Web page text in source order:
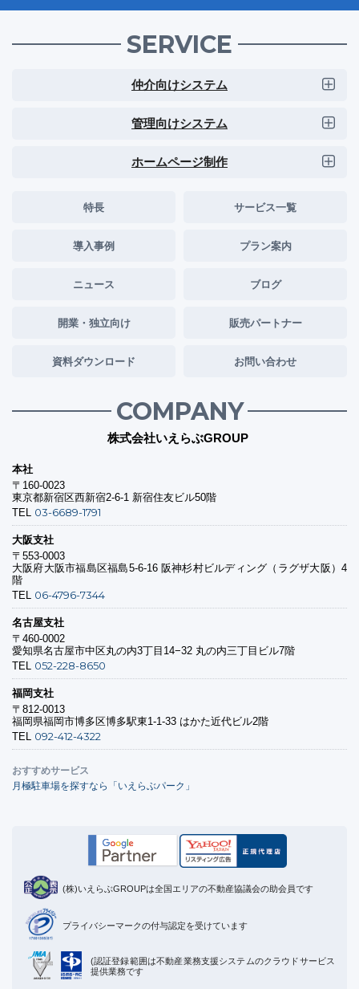
SERVICE
仲介向けシステム
管理向けシステム
ホームページ制作
特長 サービス一覧
導入事例 プラン案内
ニュース ブログ
開業・独立向け 販売パートナー
資料ダウンロード お問い合わせ
COMPANY
株式会社いえらぶGROUP
本社
〒160-0023
東京都新宿区西新宿2-6-1 新宿住友ビル50階
TEL 03-6689-1791
大阪支社
〒553-0003
大阪府大阪市福島区福島5-6-16 阪神杉村ビルディング（ラグザ大阪）4
階
TEL 06-4796-7344
名古屋支社
〒460-0002
愛知県名古屋市中区丸の内3丁目14−32 丸の内三丁目ビル7階
TEL 052-228-8650
福岡支社
〒812-0013
福岡県福岡市博多区博多駅東1-1-33 はかた近代ビル2階
TEL 092-412-4322
おすすめサービス
月極駐車場を探すなら「いえらぶパーク」
(株)いえらぶGROUPは全国エリアの不動産協議会の助会員です
プライバシーマークの付与認定を受けています
(認証登録範囲は不動産業務支援システムのクラウドサービス
提供業務です